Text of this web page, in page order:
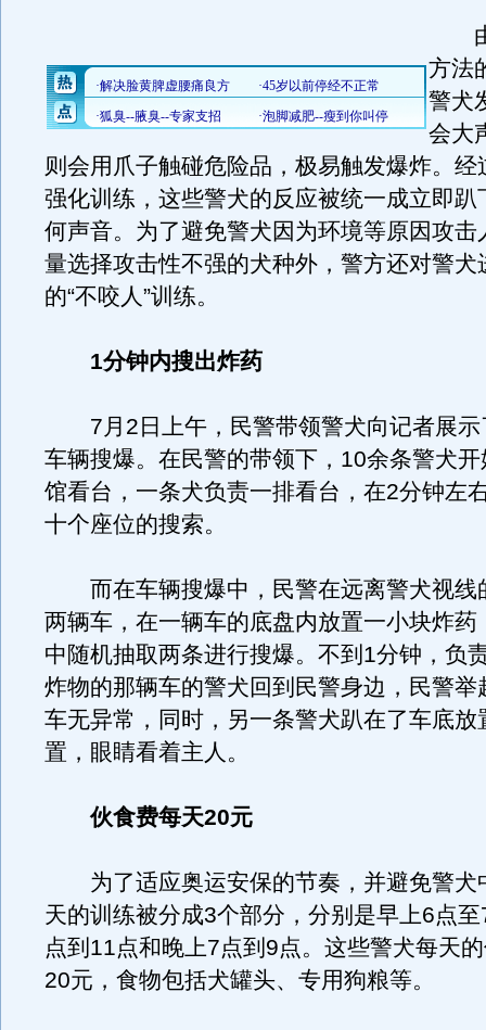
由
方法
警犬
会大
则会用爪子触碰危险品，极易触发爆炸。经
强化训练，这些警犬的反应被统一成立即趴
何声音。为了避免警犬因为环境等原因攻击
量选择攻击性不强的犬种外，警方还对警犬
的“不咬人”训练。
1分钟内搜出炸药
7月2日上午，民警带领警犬向记者展示
车辆搜爆。在民警的带领下，10余条警犬
馆看台，一条犬负责一排看台，在2分钟左
十个座位的搜索。
而在车辆搜爆中，民警在远离警犬视线
两辆车，在一辆车的底盘内放置一小块炸药
中随机抽取两条进行搜爆。不到1分钟，负
炸物的那辆车的警犬回到民警身边，民警举
车无异常，同时，另一条警犬趴在了车底放
置，眼睛看着主人。
伙食费每天20元
为了适应奥运安保的节奏，并避免警犬
天的训练被分成3个部分，分别是早上6点
点到11点和晚上7点到9点。这些警犬每天
20元，食物包括犬罐头、专用狗粮等。